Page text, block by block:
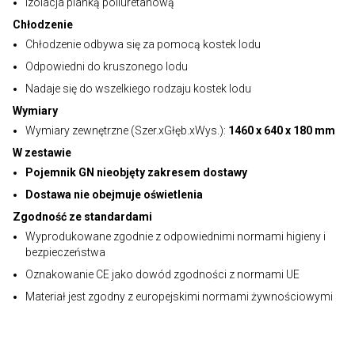
Chłodzenie
Chłodzenie odbywa się za pomocą kostek lodu
Odpowiedni do kruszonego lodu
Nadaje się do wszelkiego rodzaju kostek lodu
Wymiary
Wymiary zewnętrzne (Szer.xGłęb.xWys.): 1460 x 640 x 180 mm
W zestawie
Pojemnik GN nieobjęty zakresem dostawy
Dostawa nie obejmuje oświetlenia
Zgodność ze standardami
Wyprodukowane zgodnie z odpowiednimi normami higieny i
bezpieczeństwa
Oznakowanie CE jako dowód zgodności z normami UE
Materiał jest zgodny z europejskimi normami żywnościowymi